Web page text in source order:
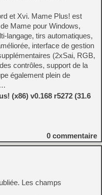
et Xvi. Mame Plus! est
Mame pour Windows,
langage, tirs automatiques,
interface de gestion
(2xSai, RGB,
contrôles, support de la
également plein de
(x86) v0.168 r5272 (31.6
0 commentaire
Les champs